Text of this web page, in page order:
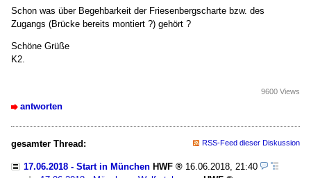
Schon was über Begehbarkeit der Friesenbergscharte bzw. des
Zugangs (Brücke bereits montiert ?) gehört ?
Schöne Grüße
K2.
antworten
9600 Views
gesamter Thread: RSS-Feed dieser Diskussion
17.06.2018 - Start in München HWF
16.06.2018, 21:40